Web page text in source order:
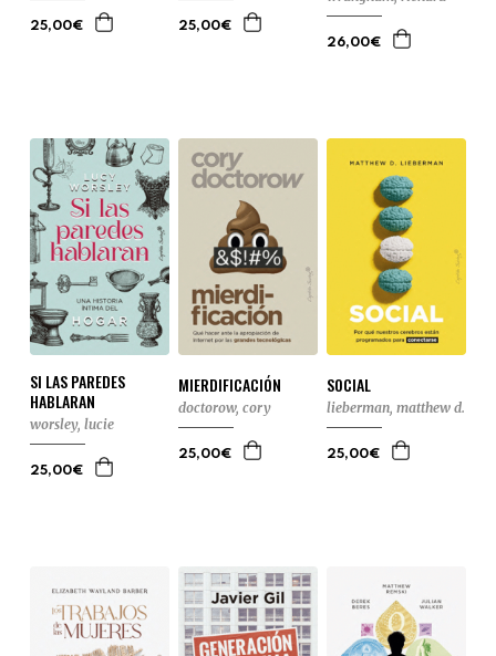
25,00€ 25,00€
26,00€
SI LAS PAREDES
HABLARAN
worsley, lucie
25,00€
MIERDIFICACIÓN
doctorow, cory
25,00€
SOCIAL
lieberman, matthew d.
25,00€